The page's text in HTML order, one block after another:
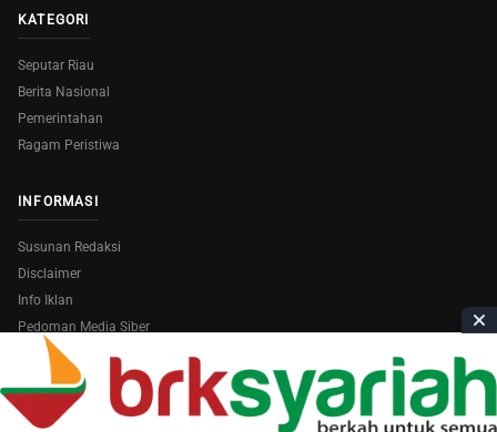
KATEGORI
Seputar Riau
Berita Nasional
Pemerintahan
Ragam Peristiwa
INFORMASI
Susunan Redaksi
Disclaimer
Info Iklan
Pedoman Media Siber
Copyright © 2026 AmiraRiau.com . All Rights Reserved.